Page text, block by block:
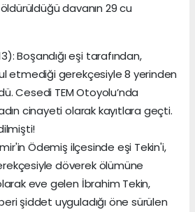
davanın 29 cu
Boşandığı eşi tarafından,
etmediği gerekçesiyle 8 yerinden
Cesedi TEM Otoyolu’nda
cinayeti olarak kayıtlara geçti.
Ödemiş ilçesinde eşi Tekin'i,
döverek ölümüne
eve gelen İbrahim Tekin,
şiddet uyguladığı öne sürülen